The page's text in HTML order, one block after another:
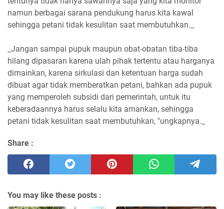
namun berbagai sarana pendukung harus kita kawal
sehingga petani tidak kesulitan saat membutuhkan._
_Jangan sampai pupuk maupun obat-obatan tiba-tiba
hilang dipasaran karena ulah pihak tertentu atau harganya
dimainkan, karena sirkulasi dan ketentuan harga sudah
dibuat agar tidak memberatkan petani, bahkan ada pupuk
yang memperoleh subsidi dari pemerintah, untuk itu
keberadaannya harus selalu kita amankan, sehingga
petani tidak kesulitan saat membutuhkan, "ungkapnya._
Share :
You may like these posts :